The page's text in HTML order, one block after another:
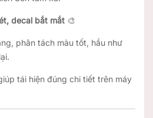
decal bắt mắt 🎨
phân tách màu tốt, hầu như
tái hiện đúng chi tiết trên máy